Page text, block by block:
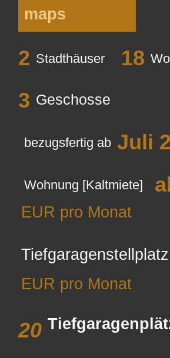
maps
2 Stadthäuser 18
3 Geschosse
bezugsfertig ab Juli
Wohnung [Kaltmiete]
EUR pro Monat
Tiefgaragenstellplatz
EUR pro Monat
20